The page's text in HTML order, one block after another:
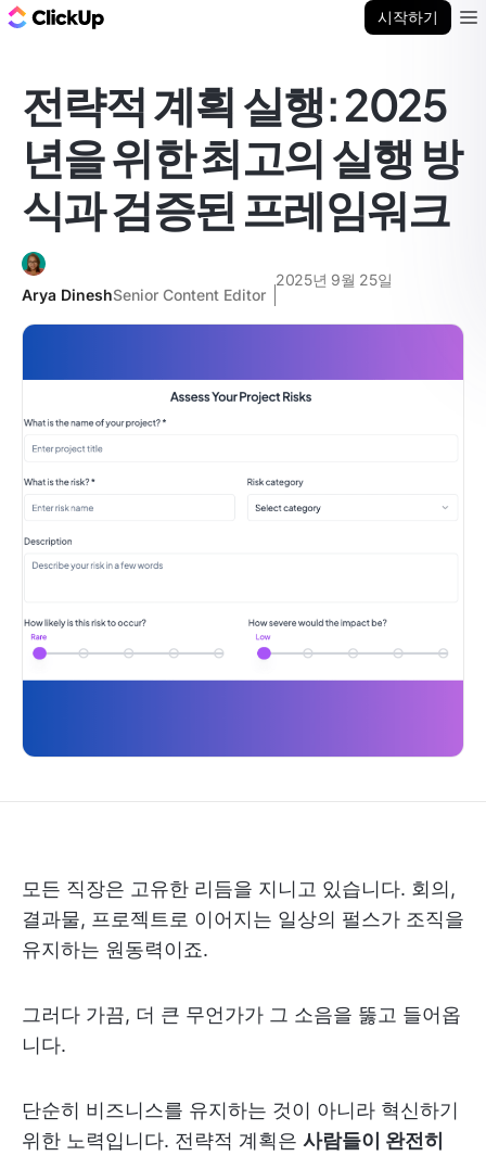
시작하기
전략적 계획 실행: 2025
년을 위한 최고의 실행 방
식과 검증된 프레임워크
Arya DineshSenior Content Editor
2025년 9월 25일
모든 직장은 고유한 리듬을 지니고 있습니다. 회의,
결과물, 프로젝트로 이어지는 일상의 펄스가 조직을
유지하는 원동력이죠.
그러다 가끔, 더 큰 무언가가 그 소음을 뚫고 들어옵
니다.
단순히 비즈니스를 유지하는 것이 아니라 혁신하기
위한 노력입니다. 전략적 계획은 사람들이 완전히